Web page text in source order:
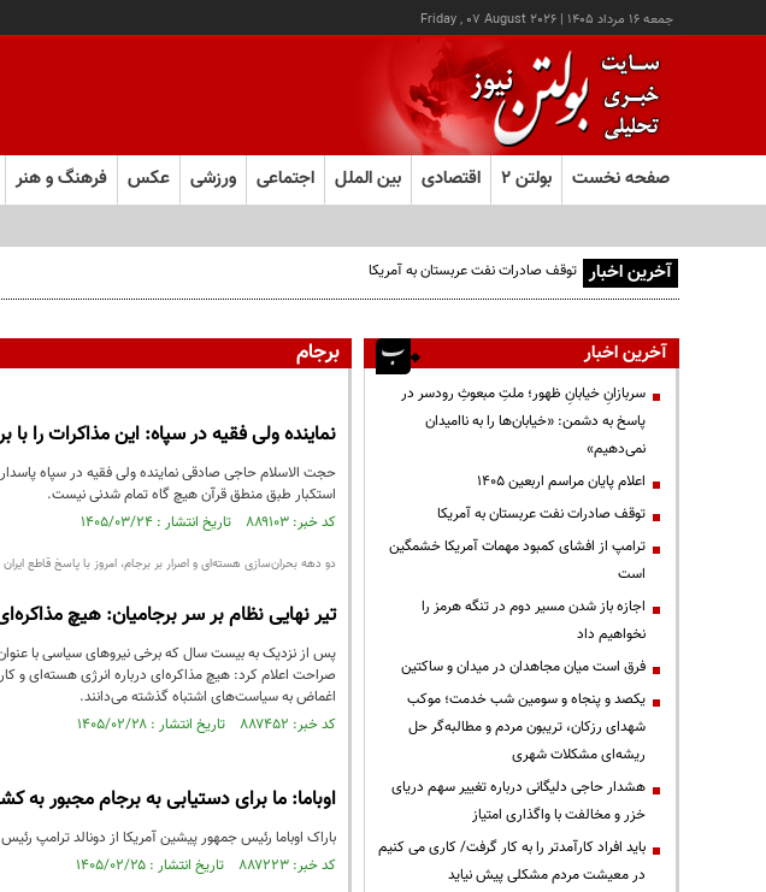
جمعه ۱۶ مرداد ۱۴۰۵ |
Friday , 07 August 2026
صفحه نخست بولتن ۲ اقتصادی بین الملل اجتماعی ورزشی عکس فرهنگ و هنر
آخرین اخبار توقف صادرات نفت عربستان به آمریکا
برجام
نماینده ولی فقیه در سپاه: این مذاکرات را
حجت الاسلام حاجی صادقی نماینده ولی فقیه در سپاه
استکبار طبق منطق قرآن هیچ گاه تمام شدنی نیست.
کد خبر: ۸۸۹۱۰۳ تاریخ انتشار : ۱۴۰۵/۰۳/۲۴
دو دهه بحران‌سازی هسته‌ای و اصرار بر برجام، امروز با پاسخ قاطع ایران
تیر نهایی نظام بر سر برجامیان: هیچ
پس از نزدیک به بیست سال که برخی نیروهای سیاسی با
صراحت اعلام کرد: هیچ مذاکره‌ای درباره انرژی هسته‌ای و
اغماض به سیاست‌های اشتباه گذشته می‌دانند.
کد خبر: ۸۸۷۴۵۲ تاریخ انتشار : ۱۴۰۵/۰۲/۲۸
اوباما: ما برای دستیابی به برجام مجبور
باراک اوباما رئیس جمهور پیشین آمریکا از دونالد ترامپ
کد خبر: ۸۸۷۲۲۳ تاریخ انتشار : ۱۴۰۵/۰۲/۲۵
آخرین اخبار
سربازانِ خیابانِ ظهور؛ ملتِ مبعوثِ رودسر در
پاسخ به دشمن: «خیابان‌ها را به ناامیدان
نمی‌دهیم»
اعلام پایان مراسم اربعین ۱۴۰۵
توقف صادرات نفت عربستان به آمریکا
ترامپ از افشای کمبود مهمات آمریکا خشمگین
است
اجازه باز شدن مسیر دوم در تنگه هرمز را
نخواهیم داد
فرق است میان مجاهدان در میدان و ساکتین
یکصد و پنجاه و سومین شب خدمت؛ موکب
شهدای رزکان، تریبون مردم و مطالبه‌گر حل
ریشه‌ای مشکلات شهری
هشدار حاجی دلیگانی درباره تغییر سهم دریای
خزر و مخالفت با واگذاری امتیاز
باید افراد کارآمدتر را به کار گرفت/ کاری می کنیم
در معیشت مردم مشکلی پیش نیاید